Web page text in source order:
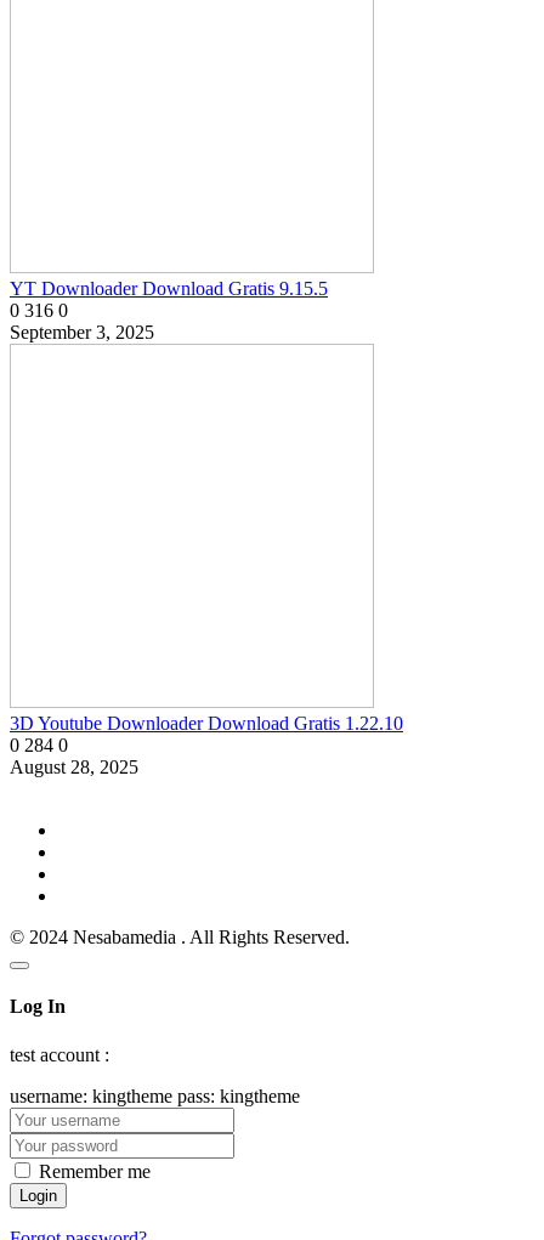
YT Downloader Download Gratis 9.15.5
0 316 0
September 3, 2025
3D Youtube Downloader Download Gratis 1.22.10
0 284 0
August 28, 2025
© 2024 Nesabamedia . All Rights Reserved.
Log In
test account :
username: kingtheme pass: kingtheme
Remember me